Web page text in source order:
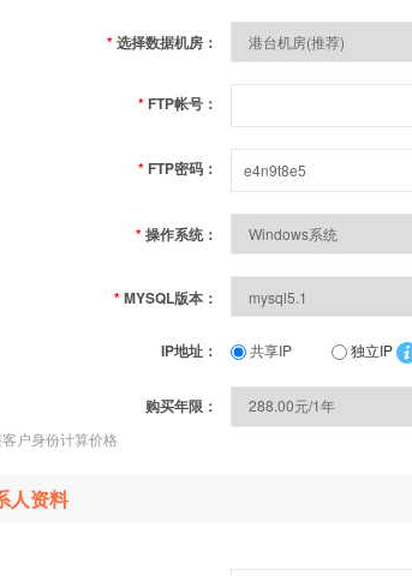
*选择数据机房：
* FTP帐号：
* FTP密码：
*操作系统：
*MYSQL版本：
IP地址： 共享IP 独立IP
购买年限：
户身份计算价格
人资料